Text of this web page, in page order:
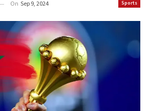
Sports
On Sep 9, 2024